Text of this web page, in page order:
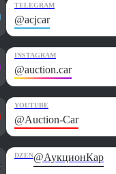
TELEGRAM
@acjcar
INSTAGRAM
@auction.car
YOUTUBE
@Auction-Car
DZEN@АукционКар